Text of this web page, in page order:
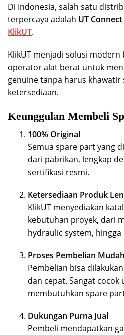
Di Indonesia, salah satu
terpercaya adalah UT Connect
KlikUT.
KlikUT menjadi solusi modern
operator alat berat untuk
genuine tanpa harus khawatir
ketersediaan.
Keunggulan Membeli
100% Original
Semua spare part yang
dari pabrikan, lengkap
sertifikasi resmi.
Ketersediaan Produk
KlikUT menyediakan
kebutuhan proyek, dari
hydraulic system,
Proses Pembelian Mudah
Pembelian bisa
dan cepat. Sangat
membutuhkan spare
Dukungan Purna Jual
Pembeli mendapatkan